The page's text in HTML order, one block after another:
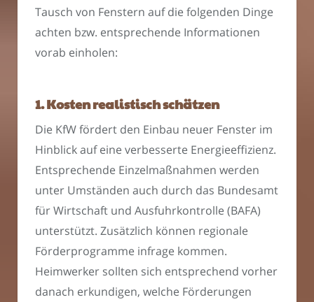
Tausch von Fenstern auf die folgenden Dinge
achten bzw. entsprechende Informationen
vorab einholen:
1. Kosten realistisch schätzen
Die KfW fördert den Einbau neuer Fenster im
Hinblick auf eine verbesserte Energieeffizienz.
Entsprechende Einzelmaßnahmen werden
unter Umständen auch durch das Bundesamt
für Wirtschaft und Ausfuhrkontrolle (BAFA)
unterstützt. Zusätzlich können regionale
Förderprogramme infrage kommen.
Heimwerker sollten sich entsprechend vorher
danach erkundigen, welche Förderungen